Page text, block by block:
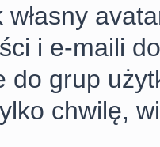
i e-maili
do grup
chwilę,